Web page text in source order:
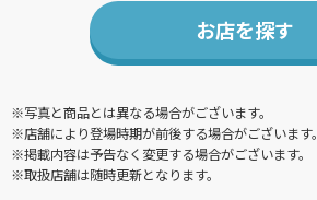
お店を探す
※写真と商品とは異なる場合がございます。
※店舗により登場時期が前後する場合がございます。
※掲載内容は予告なく変更する場合がございます。
※取扱店舗は随時更新となります。